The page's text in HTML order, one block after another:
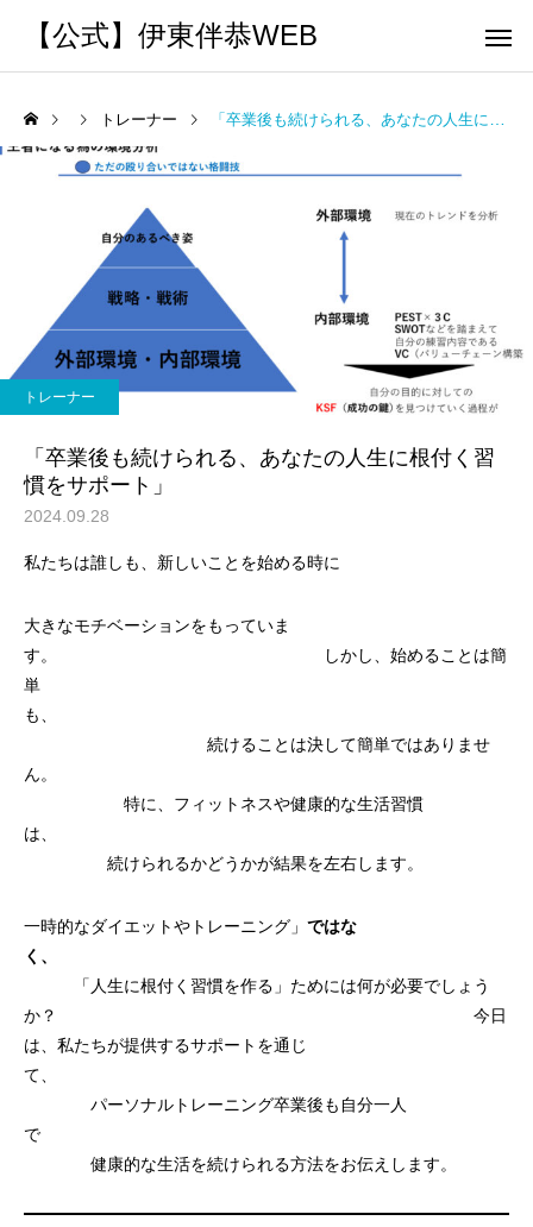
【公式】伊東伴恭WEB
トレーナーとして
運動・体操
パーソナルトレーニ
ング
キックボクシングで本当に
痩せますか？｜元日本王者
で答えます
ング
パーソナルトレーナー
び方｜失敗しない7つ
解説
トレーナー 「卒業後も続けられる、あなたの人生に根付く習慣をサポート」
トレーナー
「卒業後も続けられる、あなたの人生に根付く習
慣をサポート」
2024.09.28
私たちは誰しも、新しいことを始める時に
大きなモチベーションをもっていま
す。 しかし、始めることは簡
単
も、
続けることは決して簡単ではありませ
ん。
特に、フィットネスや健康的な生活習慣
は、
続けられるかどうかが結果を左右します。
一時的なダイエットやトレーニング」 ではな
く、
「人生に根付く習慣を作る」ためには何が必要でしょう
か？ 今日
は、私たちが提供するサポートを通じ
て、
パーソナルトレーニング卒業後も自分一人
で
健康的な生活を続けられる方法をお伝えします。